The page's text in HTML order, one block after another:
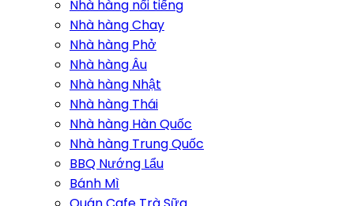
Nhà hàng nổi tiếng
Nhà hàng Chay
Nhà hàng Phở
Nhà hàng Âu
Nhà hàng Nhật
Nhà hàng Thái
Nhà hàng Hàn Quốc
Nhà hàng Trung Quốc
BBQ Nướng Lẩu
Bánh Mì